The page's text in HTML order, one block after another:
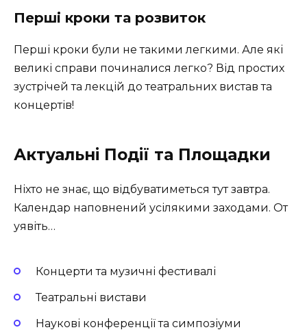
Перші кроки та розвиток
Перші кроки були не такими легкими. Але які
великі справи починалися легко? Від простих
зустрічей та лекцій до театральних вистав та
концертів!
Актуальні Події та Площадки
Ніхто не знає, що відбуватиметься тут завтра.
Календар наповнений усілякими заходами. От
уявіть…
Концерти та музичні фестивалі
Театральні вистави
Наукові конференції та симпозіуми